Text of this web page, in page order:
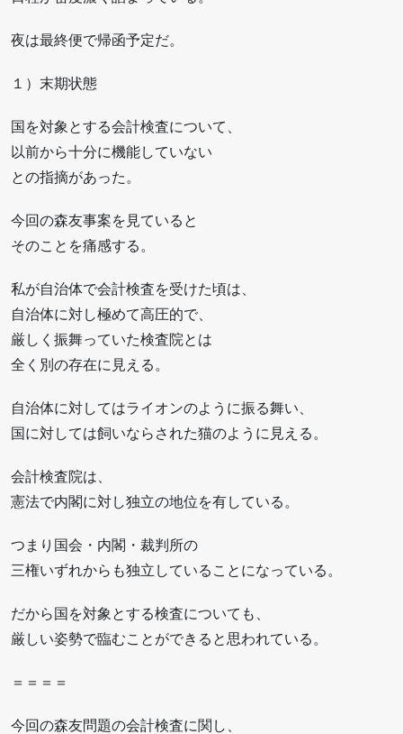
夜は最終便で帰函予定だ。
１）末期状態
国を対象とする会計検査について、
以前から十分に機能していない
との指摘があった。
今回の森友事案を見ていると
そのことを痛感する。
私が自治体で会計検査を受けた頃は、
自治体に対し極めて高圧的で、
厳しく振舞っていた検査院とは
全く別の存在に見える。
自治体に対してはライオンのように振る舞い、
国に対しては飼いならされた猫のように見える。
会計検査院は、
憲法で内閣に対し独立の地位を有している。
つまり国会・内閣・裁判所の
三権いずれからも独立していることになっている。
だから国を対象とする検査についても、
厳しい姿勢で臨むことができると思われている。
＝＝＝＝
今回の森友問題の会計検査に関し、